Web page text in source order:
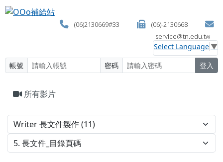
跳至主內容區
OOo補給站
(06)2130669#33
(06)-2130668
service@tn.edu.tw
Select Language ▼
帳號
密碼 登入
所有影片